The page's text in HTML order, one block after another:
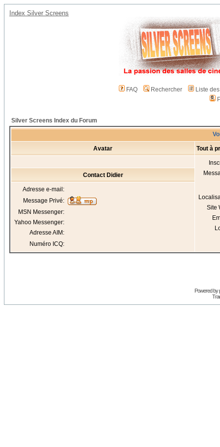
Index Silver Screens
FAQ Rechercher
Liste
Silver Screens Index du Forum
Avatar Tout à
Site
Contact Didier
Adresse e-mail:
Message Privé:
MSN Messenger:
Yahoo Messenger:
Adresse AIM:
Numéro ICQ:
Powered by